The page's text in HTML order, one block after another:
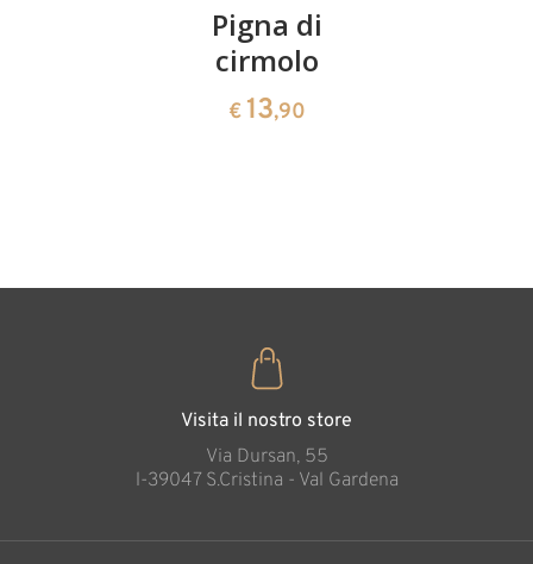
Pigna di
cirmolo
€ 13,90
Visita il nostro store
Via Dursan, 55
l-39047 S.Cristina - Val Gardena